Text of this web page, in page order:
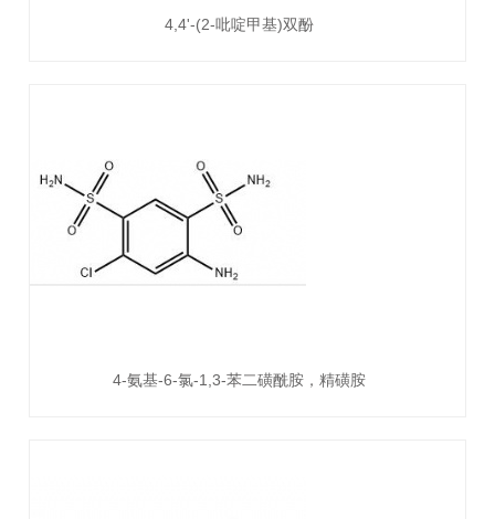
4,4'-(2-吡啶甲基)双酚
4-氨基-6-氯-1,3-苯二磺酰胺，精磺胺